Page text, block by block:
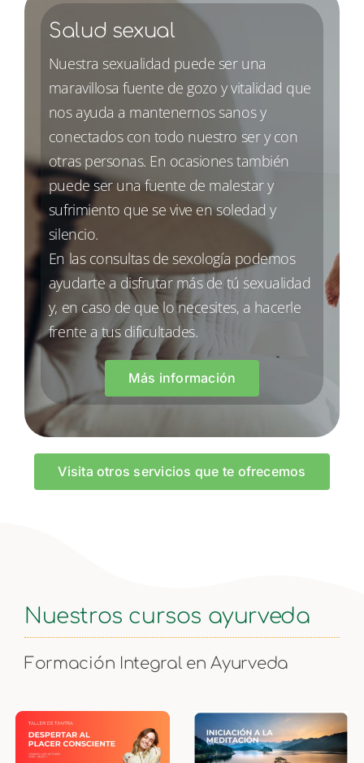
Salud sexual
Nuestra sexualidad puede ser una
maravillosa fuente de gozo y vitalidad que
nos ayuda a mantenernos sanos y
conectados con todo nuestro ser y con
otras personas. En ocasiones también
puede ser una fuente de malestar y
sufrimiento que se vive en soledad y
silencio.
En las consultas de sexología podemos
ayudarte a disfrutar más de tú sexualidad
y, en caso de que lo necesites, a hacerle
frente a tus dificultades.
Más información
Visita otros servicios que te ofrecemos
Nuestros cursos ayurveda
Formación Integral en Ayurveda